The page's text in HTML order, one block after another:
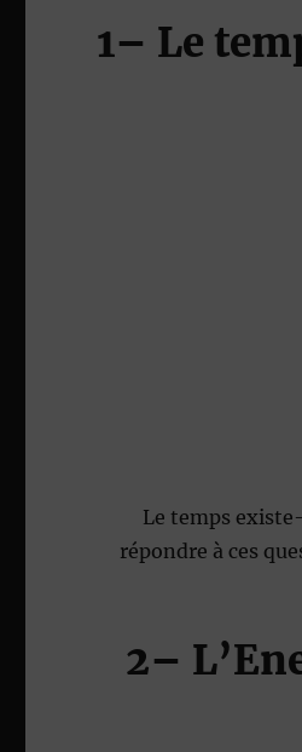
1– Le
Le temps
répondre à ces
2–